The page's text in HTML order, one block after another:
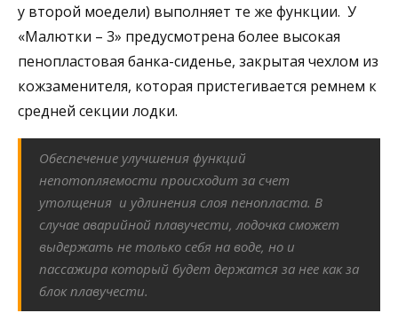
у второй моедели) выполняет те же функции. У
«Малютки – 3» предусмотрена более высокая
пенопластовая банка-сиденье, закрытая чехлом из
кожзаменителя, которая пристегивается ремнем к
средней секции лодки.
Обеспечение улучшения функций
непотопляемости происходит за счет
утолщения и удлинения слоя пенопласта. В
случае аварийной плавучести, лодочка сможет
выдержать не только себя на воде, но и
пассажира который будет держатся за нее как за
блок плавучести.